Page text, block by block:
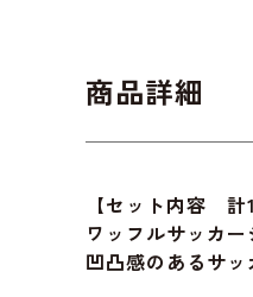
商品詳細
【セット内容 計1
ワッフルサッカ
凹凸感のあるサ